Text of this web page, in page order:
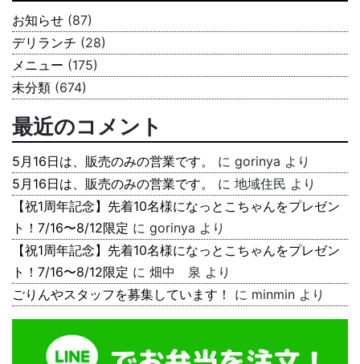
お知らせ (87)
デリランチ (28)
メニュー (175)
未分類 (674)
最近のコメント
5月16日は、販売のみの営業です。 に gorinya より
5月16日は、販売のみの営業です。
に 地域住民 より
【祝1周年記念】先着10名様になっとこちゃんをプレゼン
ト！7/16〜8/12限定 に gorinya より
【祝1周年記念】先着10名様になっとこちゃんをプレゼン
ト！7/16〜8/12限定 に 畑中 泉 より
ごりんやスタッフを募集しています！
に minmin より